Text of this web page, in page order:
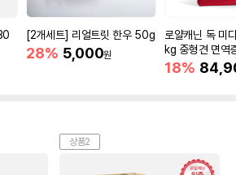
[2개세트] 리얼트릿 한우 50g
28% 5,000원
로얄캐닌 독 미
kg 중형견 면역
18%
상품2